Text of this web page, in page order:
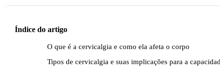
Índice do artigo
O que é a cervicalgia e como ela afeta o corpo
Tipos de cervicalgia e suas implicações para a